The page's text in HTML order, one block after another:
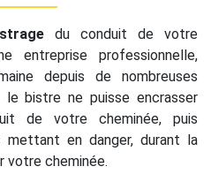
du conduit de votre
entreprise professionnelle,
depuis de nombreuses
le bistre ne puisse encrasser
de votre cheminée, puis
mettant en danger, durant la
votre cheminée.